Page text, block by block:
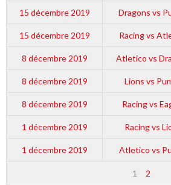
15 décembre 2019 Dragons vs
15 décembre 2019 Racing vs
8 décembre 2019 Atletico vs
8 décembre 2019 Lions vs
8 décembre 2019 Racing vs
1 décembre 2019 Racing vs
1 décembre 2019 Atletico vs
1 2